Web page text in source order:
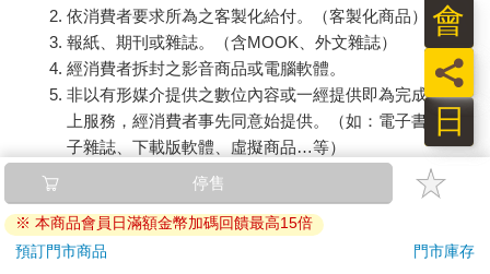
依消費者要求所為之客製化給付。（客製化商品）
報紙、期刊或雜誌。（含MOOK、外文雜誌）
經消費者拆封之影音商品或電腦軟體。
非以有形媒介提供之數位內容或一經提供即為完成之線
上服務，經消費者事先同意始提供。（如：電子書、電
子雜誌、下載版軟體、虛擬商品…等）
已拆封之個人衛生用品。（如：內衣褲、刮鬍刀、除毛
若非上列種類商品，均享有到貨7天的猶豫期（含例假
日）。
停售
※ 本商品會員日滿額金幣加碼回饋最高15倍
預訂門市商品
門市庫存
日
員
會